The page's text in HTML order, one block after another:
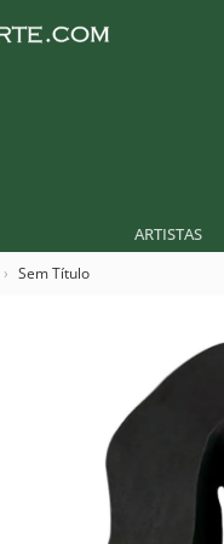
ARTISTAS
Sem Título